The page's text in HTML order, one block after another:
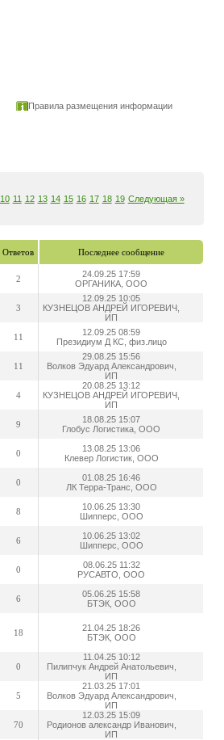
Правила размещения информации
10 11 12 13 14 15 16 17 18 19 Следующая »
Ответов Последнее сообщение
2
24.09.25 17:59
ОРГАНИКА, ООО
3
12.09.25 10:05
КУЗНЕЦОВ АНДРЕЙ ИГОРЕВИЧ,
ИП
11
12.09.25 08:59
Президиум Д КС, физ.лицо
11
29.08.25 15:56
Волков Эдуард Александрович,
ИП
4
20.08.25 13:12
КУЗНЕЦОВ АНДРЕЙ ИГОРЕВИЧ,
ИП
9
18.08.25 15:07
Глобус Логистика, ООО
0
13.08.25 13:06
Клевер Логистик, ООО
0
01.08.25 16:46
ЛК Терра-Транс, ООО
8
10.06.25 13:30
Шипперс, ООО
6
10.06.25 13:02
Шипперс, ООО
0
08.06.25 11:32
РУСАВТО, ООО
6
05.06.25 15:58
БТЭК, ООО
18
21.04.25 18:26
БТЭК, ООО
0
11.04.25 10:12
Пилипчук Андрей Анатольевич,
ИП
5
21.03.25 17:01
Волков Эдуард Александрович,
ИП
70
12.03.25 15:09
Родионов александр Иванович,
ИП